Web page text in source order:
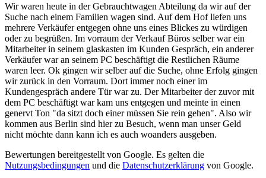
Wir waren heute in der Gebrauchtwagen Abteilung da wir auf der
Suche nach einem Familien wagen sind. Auf dem Hof liefen uns
mehrere Verkäufer entgegen ohne uns eines Blickes zu würdigen
oder zu begrüßen. Im vorraum der Verkauf Büros selber war ein
Mitarbeiter in seinem glaskasten im Kunden Gespräch, ein anderer
Verkäufer war an seinem PC beschäftigt die Restlichen Räume
waren leer. Ok gingen wir selber auf die Suche, ohne Erfolg gingen
wir zurück in den Vorraum. Dort immer noch einer im
Kundengespräch andere Tür war zu. Der Mitarbeiter der zuvor mit
dem PC beschäftigt war kam uns entgegen und meinte in einen
genervt Ton "da sitzt doch einer müssen Sie rein gehen". Also wir
kommen aus Berlin sind hier zu Besuch, wenn man unser Geld
nicht möchte dann kann ich es auch woanders ausgeben.
Bewertungen bereitgestellt von Google. Es gelten die
Nutzungsbedingungen und die Datenschutzerklärung von Google.